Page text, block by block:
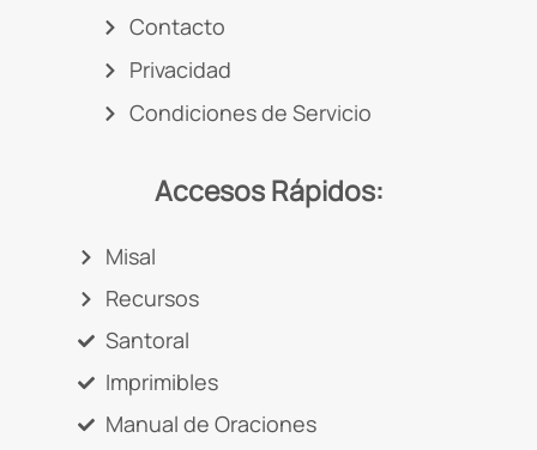
Contacto
Privacidad
Condiciones de Servicio
Accesos Rápidos:
Misal
Recursos
Santoral
Imprimibles
Manual de Oraciones